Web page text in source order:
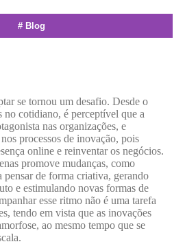
# Blog
se tornou um desafio. Desde o
no cotidiano, é perceptível que a
nas organizações, e
processos de inovação, pois
online e reinventar os negócios.
promove mudanças, como
pensar de forma criativa, gerando
e estimulando novas formas de
esse ritmo não é uma tarefa
tendo em vista que as inovações
ao mesmo tempo que se